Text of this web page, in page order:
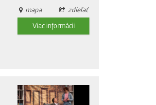
mapa
zdieľať
Viac informácii